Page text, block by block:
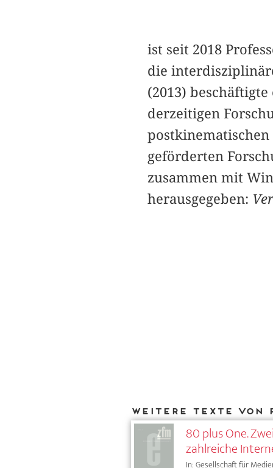
ist seit 2018
die
(2013)
derzeitigen
geförderten
zusammen mit
herausgegeben:
Weitere Texte von
80 plus One.
zahlreiche
In: Gesellschaft für